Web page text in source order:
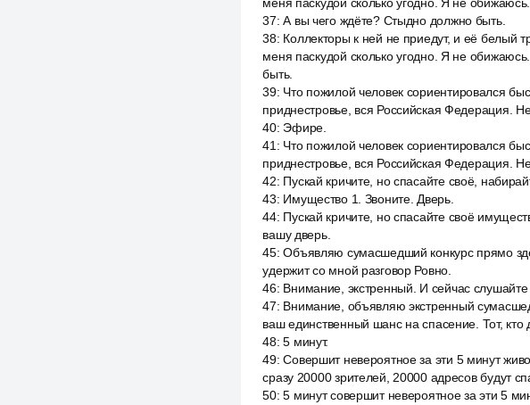
37:А вы чего ждёте? Стыдно должно быть.
38: Коллекторы к ней не приедут, и её белый
меня паскудой сколько угодно. Я не
быть.
39: Что пожилой человек сориентировался
приднестровье, вся Российская Федерация.
40: Эфире.
41 : Что пожилой человек сориентировался
приднестровье, вся Российская Федерация.
42: Пускай кричите, но спасайте своё,
43: Имущество 1. Звоните. Дверь.
44: Пускай кричите, но спасайте своё
вашу дверь.
45:Объявляю сумасшедший конкурс прямо
удержит со мной разговор Ровно.
46: Внимание, экстренный. И сейчас
47: Внимание, объявляю экстренный
ваш единственный шанс на спасение. Тот, кто
48:5 минут.
49:Совершит невероятное за эти 5 минут
сразу 20000 зрителей, 20000 адресов будут
50:5 минут совершит невероятное за эти 5